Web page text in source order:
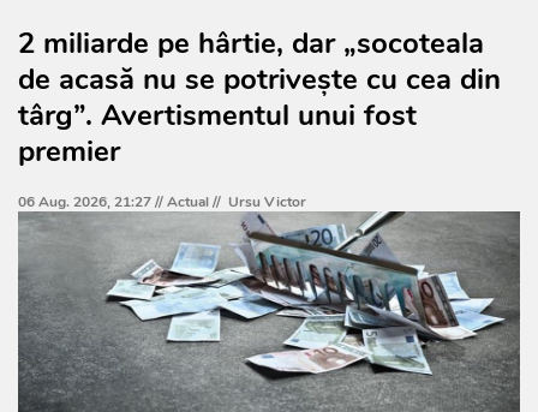
2 miliarde pe hârtie, dar „socoteala
de acasă nu se potrivește cu cea din
târg”. Avertismentul unui fost
premier
06 Aug. 2026, 21:27 //Actual// Ursu Victor